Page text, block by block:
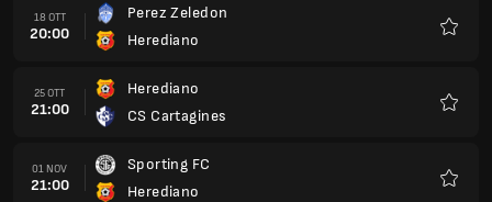
18 OTT
20:00
Perez Zeledon
Herediano
25 OTT
21:00
Herediano
CS Cartagines
01 NOV
21:00
Sporting FC
Herediano